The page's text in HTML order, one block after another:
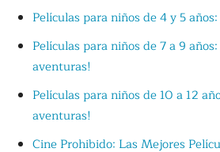
Películas para niños de 4 y 5
Películas para niños de 7 a 9
aventuras!
Películas para niños de 10 a 12
aventuras!
Cine Prohibido: Las Mejores